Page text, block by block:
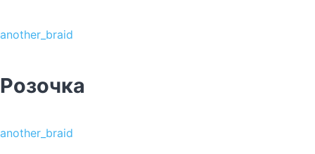
another_braid
Розочка
another_braid